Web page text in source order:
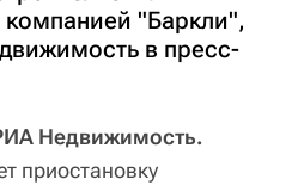
"Баркли",
в пресс-
Недвижимость.
приостановку